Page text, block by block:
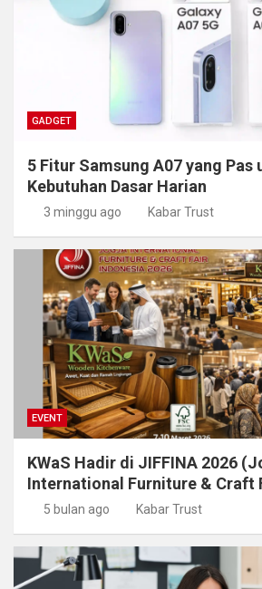
GADGET
5 Fitur Samsung A07 yang Pas
Kebutuhan Dasar Harian
3 minggu ago Kabar Trust
EVENT
KWaS Hadir di JIFFINA 2026
International Furniture & Craft
5 bulan ago Kabar Trust